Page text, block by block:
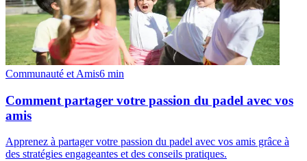
Communauté et Amis6 min
Comment partager votre passion du padel avec vos
amis
Apprenez à partager votre passion du padel avec vos amis grâce à
des stratégies engageantes et des conseils pratiques.